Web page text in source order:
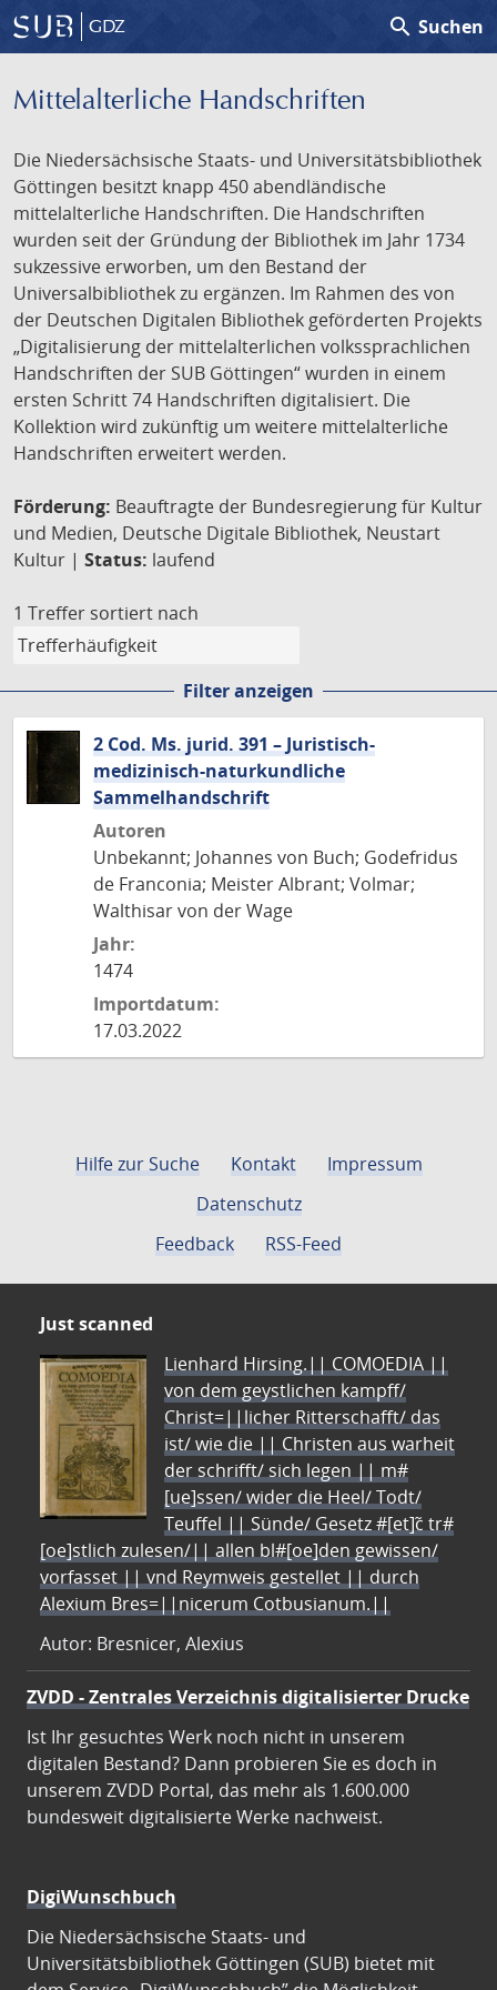
GDZ search Suchen
Mittelalterliche Handschriften
Die Niedersächsische Staats- und Universitätsbibliothek
Göttingen besitzt knapp 450 abendländische
mittelalterliche Handschriften. Die Handschriften
wurden seit der Gründung der Bibliothek im Jahr 1734
sukzessive erworben, um den Bestand der
Universalbibliothek zu ergänzen. Im Rahmen des von
der Deutschen Digitalen Bibliothek geförderten Projekts
„Digitalisierung der mittelalterlichen volkssprachlichen
Handschriften der SUB Göttingen“ wurden in einem
ersten Schritt 74 Handschriften digitalisiert. Die
Kollektion wird zukünftig um weitere mittelalterliche
Handschriften erweitert werden.
Förderung: Beauftragte der Bundesregierung für Kultur
und Medien, Deutsche Digitale Bibliothek, Neustart
Kultur | Status: laufend
1 Treffer sortiert nach
Filter anzeigen
2 Cod. Ms. jurid. 391 – Juristisch-
medizinisch-naturkundliche
Sammelhandschrift
Autoren
Unbekannt; Johannes von Buch; Godefridus
de Franconia; Meister Albrant; Volmar;
Walthisar von der Wage
Jahr:
1474
Importdatum:
17.03.2022
Hilfe zur Suche Kontakt
Impressum
Datenschutz
Feedback
RSS-Feed
Just scanned
Lienhard Hirsing.|| COMOEDIA ||
von dem geystlichen kampff/
Christ=||licher Ritterschafft/ das
ist/ wie die || Christen aus warheit
der schrifft/ sich legen || m#
[ue]ssen/ wider die Heel/ Todt/
Teuffel || Sünde/ Gesetz #[et]c̃ tr#
[oe]stlich zulesen/|| allen bl#[oe]den gewissen/
vorfasset || vnd Reymweis gestellet || durch
Alexium Bres=||nicerum Cotbusianum.||
Autor: Bresnicer, Alexius
ZVDD - Zentrales Verzeichnis digitalisierter Drucke
Ist Ihr gesuchtes Werk noch nicht in unserem
digitalen Bestand? Dann probieren Sie es doch in
unserem ZVDD Portal, das mehr als 1.600.000
bundesweit digitalisierte Werke nachweist.
DigiWunschbuch
Die Niedersächsische Staats- und
Universitätsbibliothek Göttingen (SUB) bietet mit